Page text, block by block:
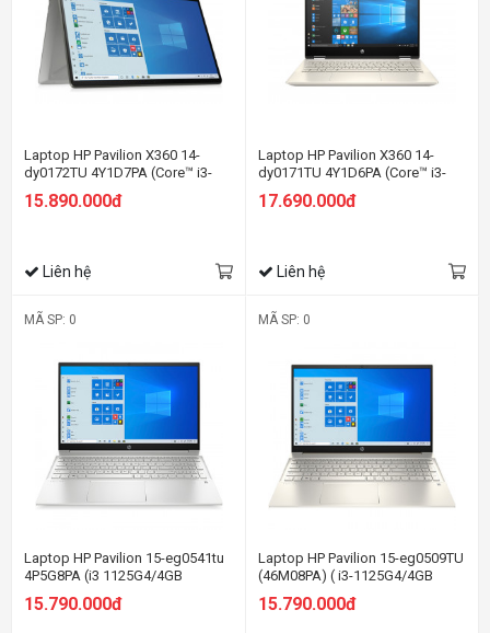
Laptop HP Pavilion X360 14-
dy0172TU 4Y1D7PA (Core™ i3-
1125G4 | 4GB | 256GB | Intel UHD
Graphics | 14inch FHD | Cảm ứng
15.890.000đ
Liên hệ
Laptop HP Pavilion X360 14-
dy0171TU 4Y1D6PA (Core™ i3-
1125G4 | 4GB | 512GB | Intel UHD
| 14 inch FHD | Win 10 | Vàng)
17.690.000đ
Liên hệ
MÃ SP: 0
Laptop HP Pavilion 15-eg0541tu
4P5G8PA (i3 1125G4/4GB
11/Bạc)
15.790.000đ
MÃ SP: 0
Laptop HP Pavilion 15-eg0509TU
(46M08PA) ( i3-1125G4/4GB
FHD/Win11/Vàng)
15.790.000đ